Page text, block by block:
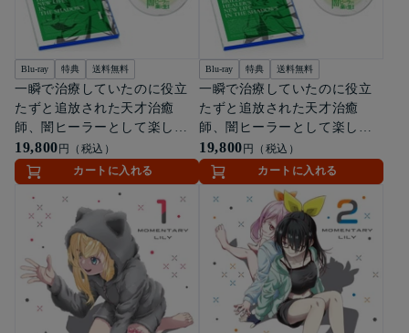
Blu-ray 特典 送料無料
一瞬で治療していたのに役立
たずと追放された天才治癒
師、闇ヒーラーとして楽しく
生きる 上巻（数量限定生産）
[Blu-ray]
19,800 円（税込）
カートに入れる
Blu-ray 特典 送料無料
一瞬で治療していたのに役立
たずと追放された天才治癒
師、闇ヒーラーとして楽しく
生きる 下巻（数量限定生産）
[Blu-ray]
19,800 円（税込）
カートに入れる